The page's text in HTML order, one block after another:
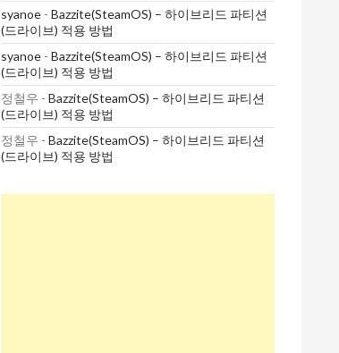
syanoe - Bazzite(SteamOS) – 하이브리드 파티션
(드라이브) 적용 방법
syanoe - Bazzite(SteamOS) – 하이브리드 파티션
(드라이브) 적용 방법
정철우 - Bazzite(SteamOS) – 하이브리드 파티션
(드라이브) 적용 방법
정철우 - Bazzite(SteamOS) – 하이브리드 파티션
(드라이브) 적용 방법